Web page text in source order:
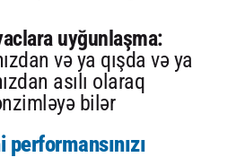
uyğunlaşma:
və ya qışda və ya
asılı olaraq
bilər